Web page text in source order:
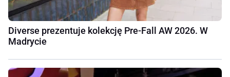
Diverse prezentuje kolekcję Pre-Fall AW 2026. W
Madrycie